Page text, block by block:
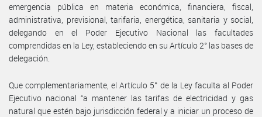
emergencia pública en materia económica, financiera, fiscal,
administrativa, previsional, tarifaria, energética, sanitaria y social,
delegando en el Poder Ejecutivo Nacional las facultades
comprendidas en la Ley, estableciendo en su Artículo 2° las bases de
delegación.
Que complementariamente, el Artículo 5° de la Ley faculta al Poder
Ejecutivo nacional “a mantener las tarifas de electricidad y gas
natural que estén bajo jurisdicción federal y a iniciar un proceso de